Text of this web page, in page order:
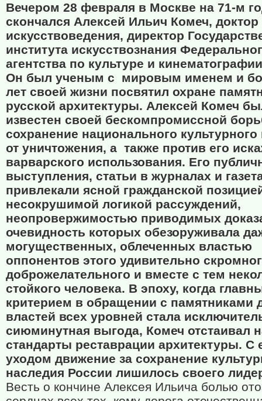
Вечером 28 февраля в Москве на 71-м
скончался Алексей Ильич Комеч, доктор
искусствоведения, директор
института искусствознания
агентства по культуре и
Он был ученым с
мировым именем и
лет своей жизни посвятил охране
русской архитектуры. Алексей Комеч
известен своей бескомпромиссной
сохранение национального культурного
от уничтожения, а также против его
варварского использования. Его
выступления, статьи в журналах и
привлекали ясной гражданской
несокрушимой логикой рассуждений,
неопровержимостью приводимых
очевидность которых обезоруживала
могущественных, облеченных властью
оппонентов этого удивительно
доброжелательного и вместе с тем
стойкого человека. В эпоху, когда
критерием в обращении с памятниками
властей всех уровней стала
сиюминутная выгода, Комеч отстаивал
стандарты реставрации архитектуры. С
уходом движение за сохранение
наследия России лишилось своего
Весть о кончине Алексея Ильича болью